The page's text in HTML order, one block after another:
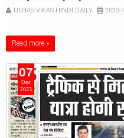
ULHAS VIKAS HINDI DAILY 2023-
Read more »
07
Dec
2023